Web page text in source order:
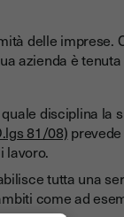
delle imprese.
azienda è
disciplina la
81/08)
lavoro.
tutta una
come ad